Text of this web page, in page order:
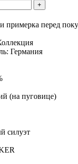
+
примерка перед
Германия
(на пуговице)
силуэт